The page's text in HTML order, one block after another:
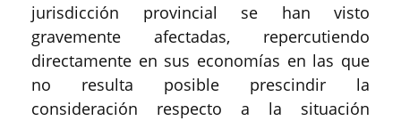
jurisdicción provincial se han visto
gravemente afectadas, repercutiendo
directamente en sus economías en las que
no resulta posible prescindir la
consideración respecto a la situación